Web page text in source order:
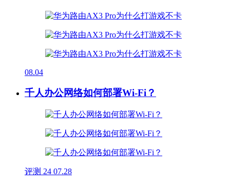
08.04
千人办公网络如何部署Wi-Fi？
评测 24 07.28